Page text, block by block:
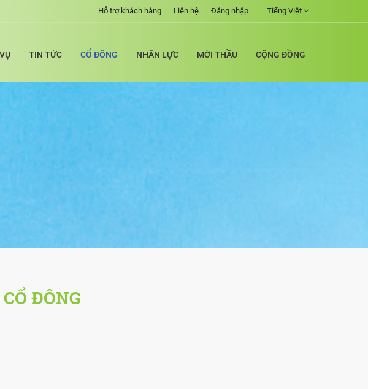
Tiếng Việt
Đăng nhập
Liên hệ
Hỗ trợ khách hàng
TIN TỨC CỔ ĐÔNG NHÂN LỰC MỜI THẦU CỘNG ĐỒNG
ĐÔNG